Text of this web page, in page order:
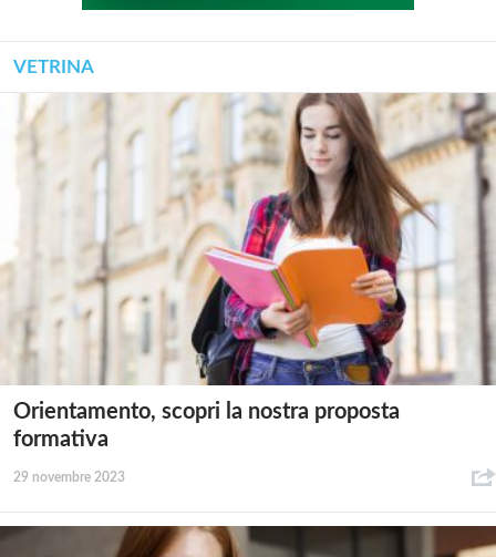
VETRINA
Orientamento, scopri la nostra proposta
formativa
29 novembre 2023